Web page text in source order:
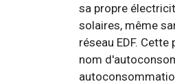
sa propre
solaires, même
réseau EDF.
nom